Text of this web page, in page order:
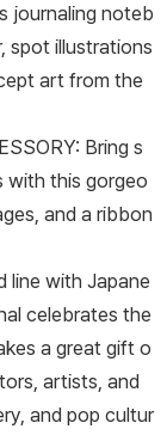
journaling noteb
spot illustrations
art from the
Bring s
with this gorgeo
and a ribbon
line with Japane
celebrates the
a great gift o
artists, and
and pop cultur